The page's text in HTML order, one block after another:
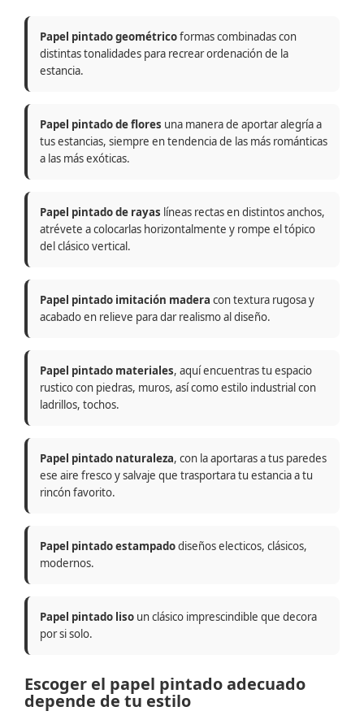
Papel pintado geométricoformas combinadas con
distintas tonalidades para recrear ordenación de la
estancia.
Papel pintado de flores una manera de aportar alegría a
tus estancias, siempre en tendencia de las más románticas
a las más exóticas.
Papel pintado de rayas líneas rectas en distintos anchos,
atrévete a colocarlas horizontalmente y rompe el tópico
del clásico vertical.
Papel pintado imitación madera con textura rugosa y
acabado en relieve para dar realismo al diseño.
Papel pintado materiales, aquí encuentras tu espacio
rustico con piedras, muros, así como estilo industrial con
ladrillos, tochos.
Papel pintado naturaleza, con la aportaras a tus paredes
ese aire fresco y salvaje que trasportara tu estancia a tu
rincón favorito.
Papel pintado estampadodiseños electicos, clásicos,
modernos.
Papel pintado liso un clásico imprescindible que decora
por si solo.
Escoger el papel pintado adecuado
depende de tu estilo